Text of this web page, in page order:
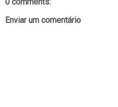
Enviar um comentário